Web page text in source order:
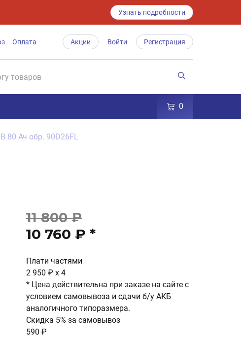
Узнать подробности
Оплата Акции Войти Регистрация
0
80 Ач обр. 90D26FL
11 800 ₽
10 760 ₽ *
Плати частями
2 950 ₽ x 4
* Цена действительна при заказе на сайте с
условием самовывоза и сдачи б/у АКБ
аналогичного типоразмера.
Скидка 5% за самовывоз
590 ₽